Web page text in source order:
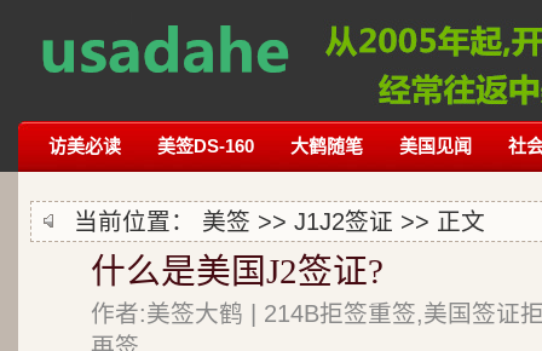
访美必读 美签DS-160 大鹤随笔 美国见闻 社
当前位置： 美签 >> J1J2签证 >> 正文
什么是美国J2签证?
作者:美签大鹤 | 214B拒签重签,美国签证